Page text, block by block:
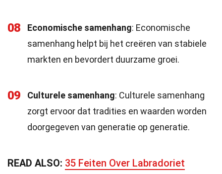
08 Economische samenhang: Economische
samenhang helpt bij het creëren van stabiele
markten en bevordert duurzame groei.
09 Culturele samenhang: Culturele samenhang
zorgt ervoor dat tradities en waarden worden
doorgegeven van generatie op generatie.
READ ALSO: 35 Feiten Over Labradoriet